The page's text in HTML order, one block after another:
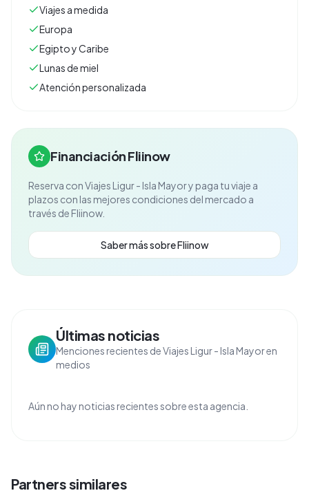
Viajes a medida
Europa
Egipto y Caribe
Lunas de miel
Atención personalizada
Financiación Fliinow
Reserva conViajes Ligur - Isla Mayory paga tu viaje a
plazos con las mejores condiciones del mercado a
través de Fliinow.
Saber más sobre Fliinow
Últimas noticias
Menciones recientes de Viajes Ligur - Isla Mayor en
medios
Aún no hay noticias recientes sobre esta agencia.
Partners similares